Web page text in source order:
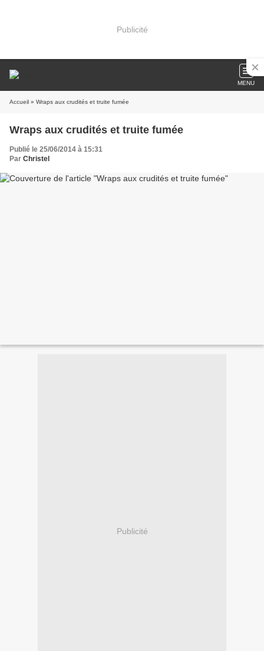
Publicité
MENU
Accueil » Wraps aux crudités et truite fumée
Wraps aux crudités et truite fumée
Publié le 25/06/2014 à 15:31
Par Christel
Publicité